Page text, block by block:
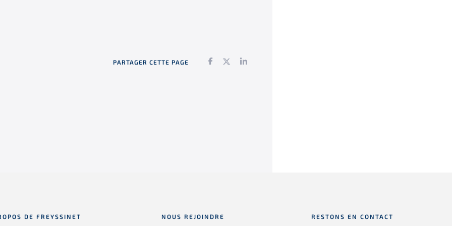
PARTAGER CETTE PAGE Facebook
TwitterLinkedIn
DE FREYSSINET NOUS REJOINDRE RESTONS EN CONTACT